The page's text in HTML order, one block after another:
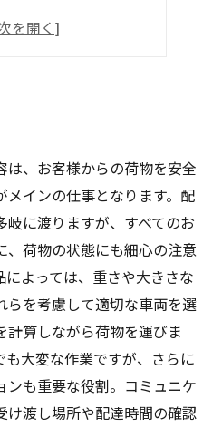
係性
、お客様からの荷物を安全
インの仕事となります。配
に渡りますが、すべてのお
荷物の状態にも細心の注意
よっては、重さや大きさな
らを考慮して適切な車両を選
算しながら荷物を運びま
大変な作業ですが、さらに
も重要な役割。コミュニケ
け渡し場所や配達時間の確認